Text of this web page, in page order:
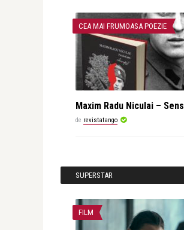
CEA MAI FRUMOASA POEZIE
Maxim Radu Niculai – Sens
de revistatango
SUPERSTAR
FILM